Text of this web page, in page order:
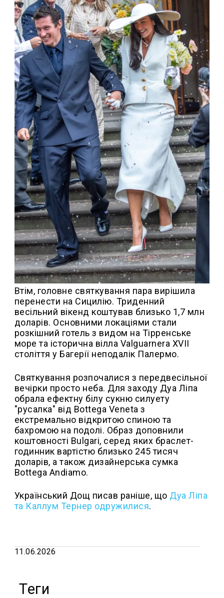
Втім, головне святкування пара вирішила
перенести на Сицилію. Триденний
весільний вікенд коштував близько 1,7 млн
доларів. Основними локаціями стали
розкішний готель з видом на Тірренське
море та історична вілла Valguarnera XVII
століття у Багерії неподалік Палермо.
Святкування розпочалися з передвесільної
вечірки просто неба. Для заходу Дуа Ліпа
обрала ефектну білу сукню силуету
"русалка" від Bottega Veneta з
екстремально відкритою спиною та
бахромою на подолі. Образ доповнили
коштовності Bulgari, серед яких браслет-
годинник вартістю близько 245 тисяч
доларів, а також дизайнерська сумка
Bottega Andiamo.
Український Дощ писав раніше, що Дуа Ліпа
та Каллум Тернер одружилися.
11.06.2026
Теги